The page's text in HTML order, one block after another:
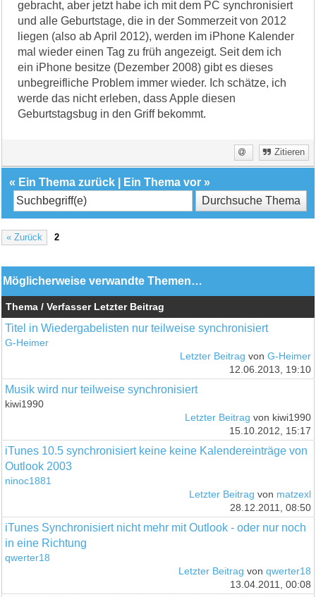
gebracht, aber jetzt habe ich mit dem PC synchronisiert
und alle Geburtstage, die in der Sommerzeit von 2012
liegen (also ab April 2012), werden im iPhone Kalender
mal wieder einen Tag zu früh angezeigt. Seit dem ich
ein iPhone besitze (Dezember 2008) gibt es dieses
unbegreifliche Problem immer wieder. Ich schätze, ich
werde das nicht erleben, dass Apple diesen
Geburtstagsbug in den Griff bekommt.
Zitieren
« Ein Thema zurück Ein Thema vor »
« Zurück 2
Möglicherweise verwandte Themen…
Thema / Verfasser Letzter Beitrag
Titel in Wiedergabelisten nur teilweise synchronisiert
G-Heimer
Letzter Beitrag von G-Heimer
12.06.2013, 19:10
Musik wird nur teilweise synchronisiert
kiwi1990
Letzter Beitrag von kiwi1990
15.10.2012, 15:17
iTunes 10.5 synchronisiert keine keine Kalendereinträge von
Outlook 2003
ninoc1881
Letzter Beitrag von matzexl
28.12.2011, 08:50
iTunes Synchronisiert nicht mehr mit Outlook - oder nur noch
in eine Richtung
qwerter18
Letzter Beitrag von qwerter18
13.04.2011, 00:08